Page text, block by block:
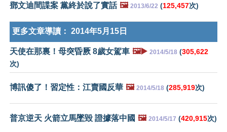
鄧文迪間諜案 黨終於說了實話 🖼️ 2013/6/22 (125,457次)
更多文章導讀： 2014年5月15日
天使在那裏！母突昏厥 8歲女駕車 🖼️▶️ 2014/5/18 (305,622
次)
博訊傻了！習定性：江賣國反華 🖼️ 2014/5/18 (285,919次)
普京逆天 火箭立馬墜毀 證據落中國 🖼️ 2014/5/17 (420,915次)